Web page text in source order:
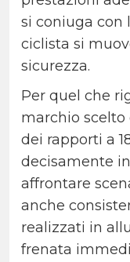
si coniuga con
ciclista si
sicurezza.
Per quel che
marchio scelto
dei rapporti a
decisamente
affrontare
anche
realizzati in
frenata